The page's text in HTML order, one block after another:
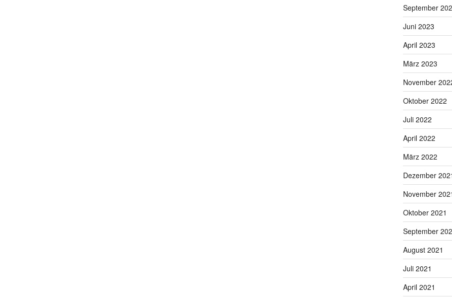
September
Juni 2023
April 2023
März 2023
November
Oktober 2022
Juli 2022
April 2022
März 2022
Dezember
November
Oktober 2021
September
August 2021
Juli 2021
April 2021